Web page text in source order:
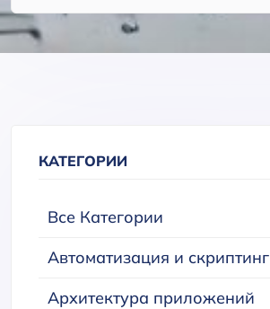
КАТЕГОРИИ
Все Категории
Автоматизация и скриптинг
Архитектура приложений